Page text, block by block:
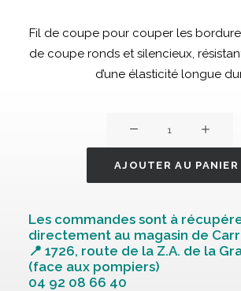
Fil de coupe pour couper les
de coupe ronds et silencieux,
d’une élasticité longue
quantité
FIL
NYLON
ROND
D.2.7MM
AJOUTER AU PANIER
Les commandes sont à
directement au magasin de
📍 1726, route de la Z.A. de la
(face aux pompiers)
04 92 08 66 40